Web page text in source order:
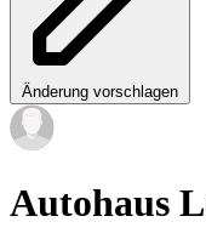
Änderung vorschlagen
Autohaus